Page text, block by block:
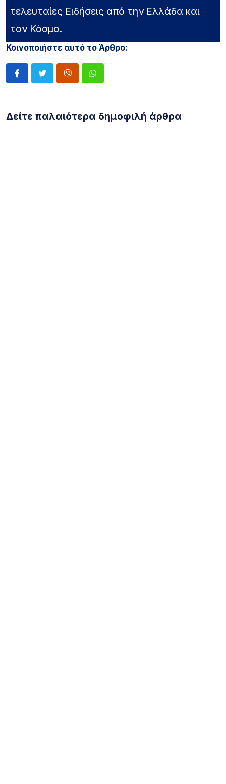
τελευταίες Ειδήσεις από την Ελλάδα και
τον Κόσμο.
Κοινοποιήστε αυτό το Άρθρο:
Δείτε παλαιότερα δημοφιλή άρθρα